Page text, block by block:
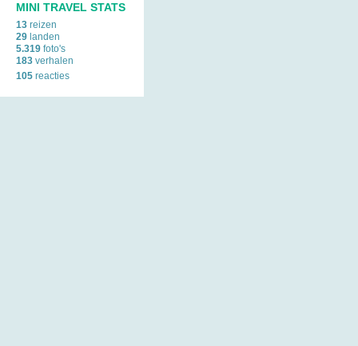
MINI TRAVEL STATS
13 reizen
29 landen
5.319 foto's
183 verhalen
105 reacties